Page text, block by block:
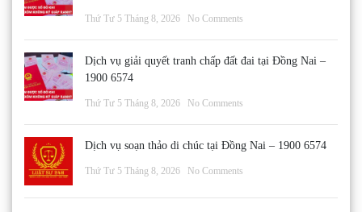
Thứ Tư 5 Tháng 8, 2026 No Comments
Dịch vụ giải quyết tranh chấp đất đai tại Đồng Nai –
1900 6574
Thứ Tư 5 Tháng 8, 2026 No Comments
Dịch vụ soạn thảo di chúc tại Đồng Nai – 1900 6574
Thứ Tư 5 Tháng 8, 2026 No Comments